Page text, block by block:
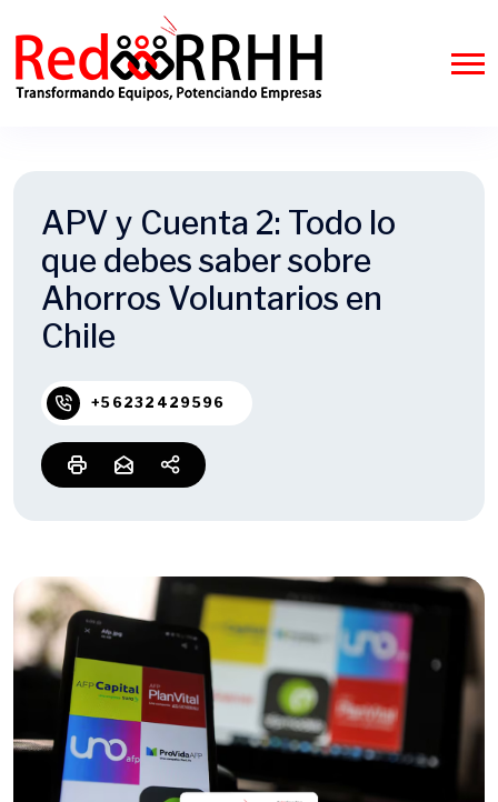
APV y Cuenta 2: Todo lo
que debes saber sobre
Ahorros Voluntarios en
Chile
+56232429596